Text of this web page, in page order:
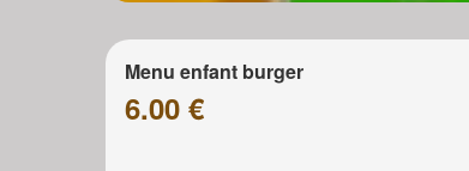
Menu enfant burger
6.00 €